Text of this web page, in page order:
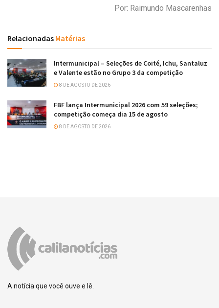
Por: Raimundo Mascarenhas
Relacionadas Matérias
Intermunicipal – Seleções de Coité, Ichu, Santaluz
e Valente estão no Grupo 3 da competição
8 DE AGOSTO DE 2026
FBF lança Intermunicipal 2026 com 59 seleções;
competição começa dia 15 de agosto
8 DE AGOSTO DE 2026
A notícia que você ouve e lê.